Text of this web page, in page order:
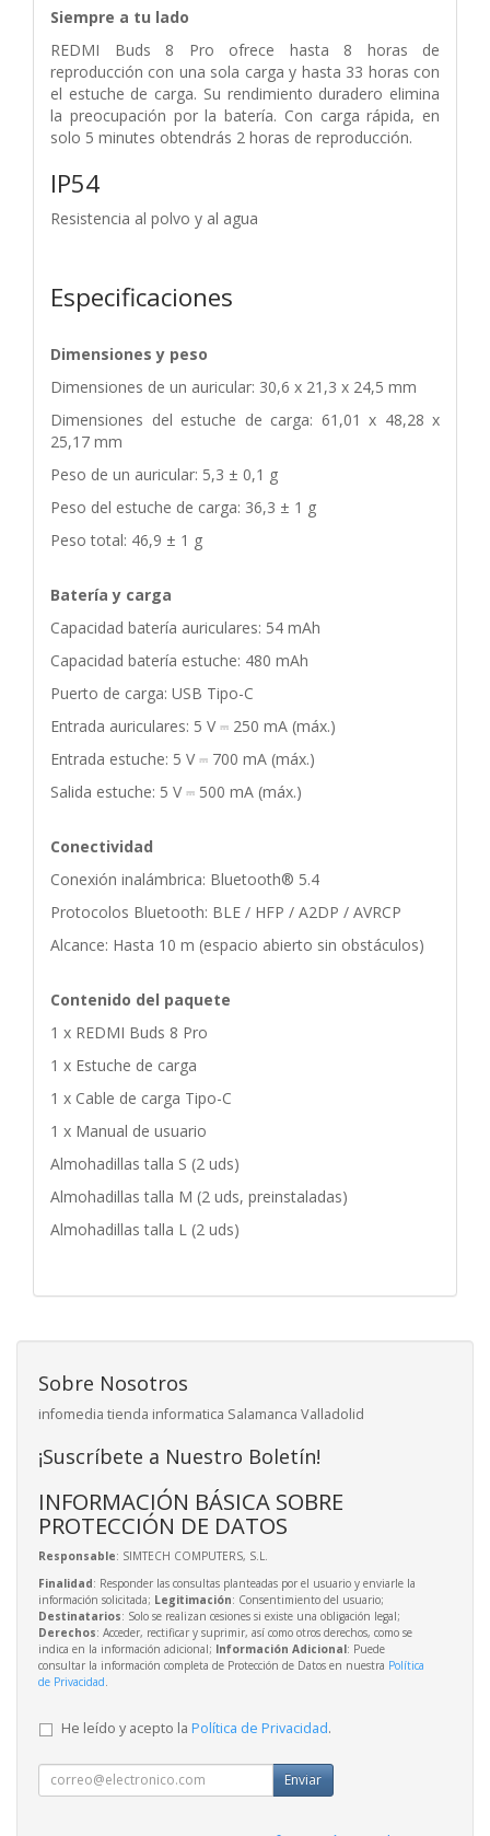
Siempre a tu lado
REDMI Buds 8 Pro ofrece hasta 8 horas de
reproducción con una sola carga y hasta 33 horas con
el estuche de carga. Su rendimiento duradero elimina
la preocupación por la batería. Con carga rápida, en
solo 5 minutes obtendrás 2 horas de reproducción.
IP54
Resistencia al polvo y al agua
Especificaciones
Dimensiones y peso
Dimensiones de un auricular: 30,6 x 21,3 x 24,5 mm
Dimensiones del estuche de carga: 61,01 x 48,28 x
25,17 mm
Peso de un auricular: 5,3 ± 0,1 g
Peso del estuche de carga: 36,3 ± 1 g
Peso total: 46,9 ± 1 g
Batería y carga
Capacidad batería auriculares: 54 mAh
Capacidad batería estuche: 480 mAh
Puerto de carga: USB Tipo-C
Entrada auriculares: 5 V ⎓ 250 mA (máx.)
Entrada estuche: 5 V ⎓ 700 mA (máx.)
Salida estuche: 5 V ⎓ 500 mA (máx.)
Conectividad
Conexión inalámbrica: Bluetooth® 5.4
Protocolos Bluetooth: BLE / HFP / A2DP / AVRCP
Alcance: Hasta 10 m (espacio abierto sin obstáculos)
Contenido del paquete
1 x REDMI Buds 8 Pro
1 x Estuche de carga
1 x Cable de carga Tipo-C
1 x Manual de usuario
Almohadillas talla S (2 uds)
Almohadillas talla M (2 uds, preinstaladas)
Almohadillas talla L (2 uds)
Sobre Nosotros
infomedia tienda informatica Salamanca Valladolid
¡Suscríbete a Nuestro Boletín!
INFORMACIÓN BÁSICA SOBRE
PROTECCIÓN DE DATOS
Responsable: SIMTECH COMPUTERS, S.L.
Finalidad: Responder las consultas planteadas por el usuario y enviarle la
información solicitada; Legitimación: Consentimiento del usuario;
Destinatarios: Solo se realizan cesiones si existe una obligación legal;
Derechos: Acceder, rectificar y suprimir, así como otros derechos, como se
indica en la información adicional; Información Adicional: Puede
consultar la información completa de Protección de Datos en nuestra Política
de Privacidad
He leído y acepto la Política de Privacidad.
Enviar